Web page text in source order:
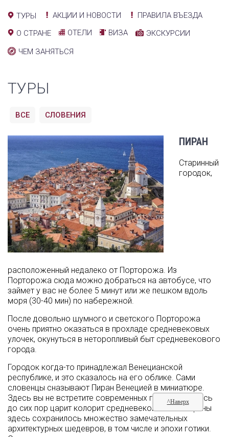
ТУРЫ АКЦИИ И НОВОСТИ
ПРАВИЛА ВЪЕЗДА
О СТРАНЕ
ОТЕЛИ ВИЗА
ЭКСКУРСИИ
ЧЕМ ЗАНЯТЬСЯ
ТУРЫ
ВСЕ СЛОВЕНИЯ
ПИРАН
Старинный
городок,
расположенный недалеко от Порторожа. Из
Порторожа сюда можно добраться на автобусе, что
займет у вас не более 5 минут или же пешком вдоль
моря (30-40 мин) по набережной.
После довольно шумного и светского Порторожа
очень приятно оказаться в прохладе средневековых
улочек, окунуться в неторопливый быт средневекового
города.
Городок когда-то принадлежал Венецианской
республике, и это сказалось на его облике. Сами
словенцы сназывают Пиран Венецией в миниатюре.
Здесь вы не встретите современных построек. Здесь
до сих пор царит колорит средневековья. От старины
здесь сохранилось множество замечательных
архитектурных шедевров, в том числе и эпохи готики.
^Наверх